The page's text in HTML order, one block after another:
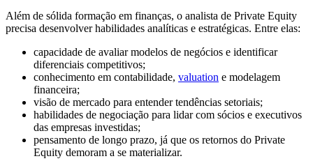
Além de sólida formação em finanças, o analista de Private Equity
precisa desenvolver habilidades analíticas e estratégicas. Entre elas:
capacidade de avaliar modelos de negócios e identificar
diferenciais competitivos;
conhecimento em contabilidade, valuation e modelagem
financeira;
visão de mercado para entender tendências setoriais;
habilidades de negociação para lidar com sócios e executivos
das empresas investidas;
pensamento de longo prazo, já que os retornos do Private
Equity demoram a se materializar.